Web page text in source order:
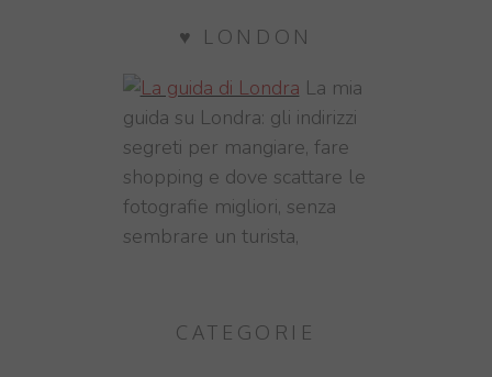
♥ LONDON
La mia
guida su Londra: gli indirizzi
segreti per mangiare, fare
shopping e dove scattare le
fotografie migliori, senza
sembrare un turista,
CATEGORIE